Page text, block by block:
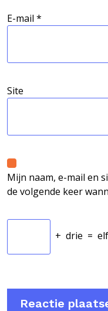
E-mail *
Site
Mijn naam, e-mail en
de volgende keer
+ drie = elf